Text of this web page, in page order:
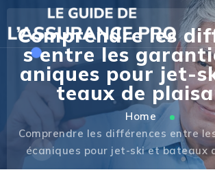
Comprendre les
s entre les
aniques pour jet-
teaux de
Home
Comprendre les différences entre
écaniques pour jet-ski et bateaux